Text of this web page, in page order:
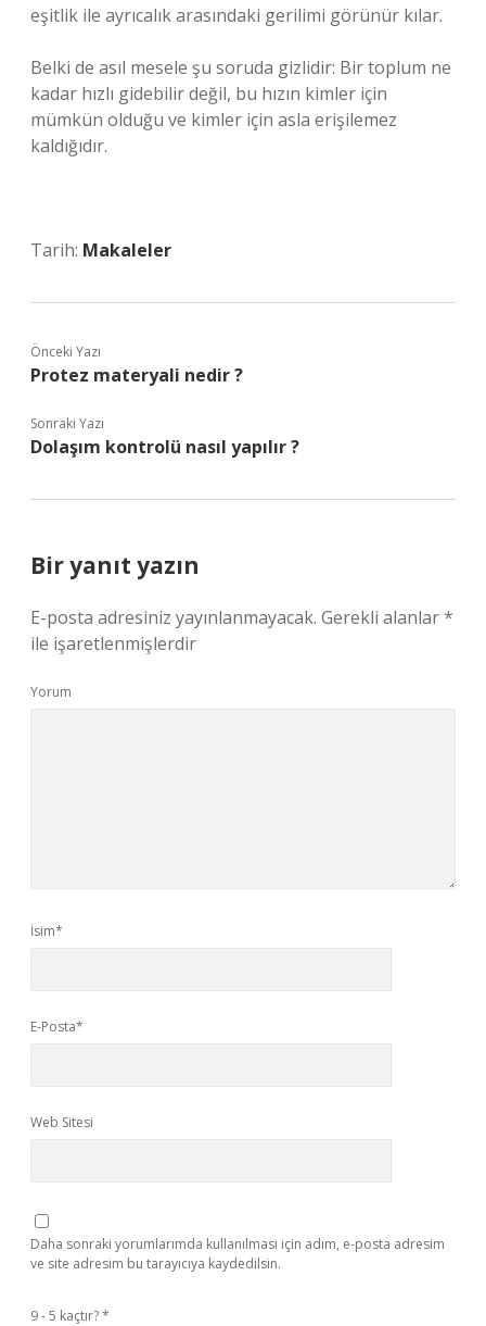
eşitlik ile ayrıcalık arasındaki gerilimi görünür kılar.
Belki de asıl mesele şu soruda gizlidir: Bir toplum ne
kadar hızlı gidebilir değil, bu hızın kimler için
mümkün olduğu ve kimler için asla erişilemez
kaldığıdır.
Tarih: Makaleler
Önceki Yazı
Protez materyali nedir ?
Sonraki Yazı
Dolaşım kontrolü nasıl yapılır ?
Bir yanıt yazın
E-posta adresiniz yayınlanmayacak. Gerekli alanlar*
ile işaretlenmişlerdir
Yorum
İsim*
E-Posta*
Web Sitesi
Daha sonraki yorumlarımda kullanılması için adım, e-posta adresim
ve site adresim bu tarayıcıya kaydedilsin.
9 - 5 kaçtır?*